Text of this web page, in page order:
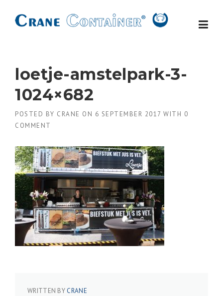
content
loetje-amstelpark-3-
1024×682
POSTED BY CRANE ON 6 SEPTEMBER 2017 WITH 0
COMMENT
WRITTEN BY CRANE